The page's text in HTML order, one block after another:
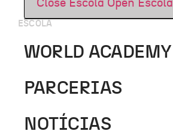
Close Escola Open Escola
ESCOLA
WORLD ACADEMY
PARCERIAS
NOTÍCIAS